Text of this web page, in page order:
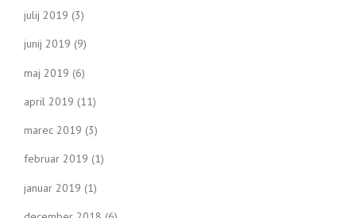
julij 2019 (3)
junij 2019 (9)
maj 2019 (6)
april 2019 (11)
marec 2019 (3)
februar 2019 (1)
januar 2019 (1)